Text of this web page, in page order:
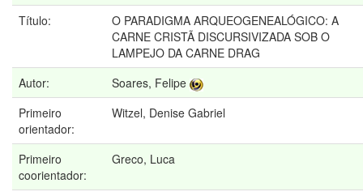
Título:
O PARADIGMA ARQUEOGENEALÓGICO: A
CARNE CRISTÃ DISCURSIVIZADA SOB O
LAMPEJO DA CARNE DRAG
Autor:
Soares, Felipe
Primeiro
orientador:
Witzel, Denise Gabriel
Primeiro
coorientador:
Greco, Luca